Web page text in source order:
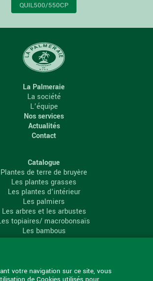
votre navigation sur ce site, vous
QUIL500/550CP
La Palmeraie
La société
L’équipe
Nos services
Actualités
Contact
Catalogue
Plantes de terre de bruyère
Les plantes grasses
Les plantes d’intérieur
Les palmiers
Les arbres et les arbustes
topiaires/ macrobonsaïs
Les bambous
Les conifères
La Palmeraie